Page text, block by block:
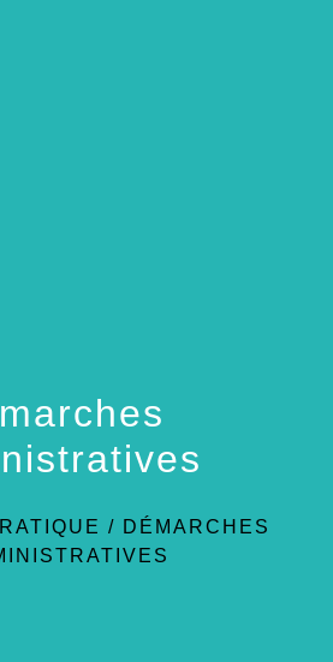
/ DÉMARCHES